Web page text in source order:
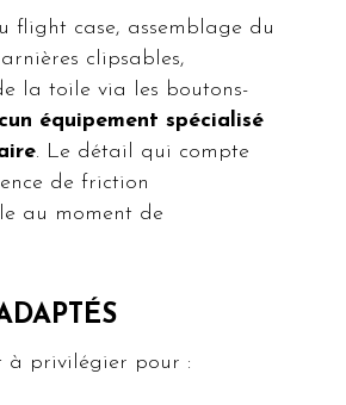
flight case, assemblage du
clipsables,
la toile via les boutons-
équipement spécialisé
. Le détail qui compte
de friction
au moment de
à privilégier pour :